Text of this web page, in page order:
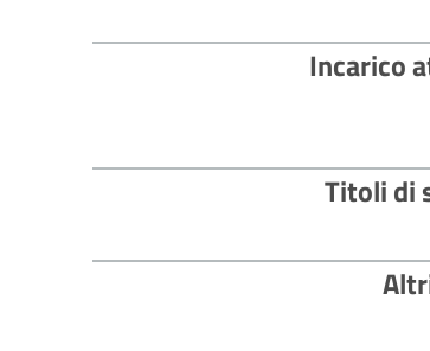
Incarico
Titoli di